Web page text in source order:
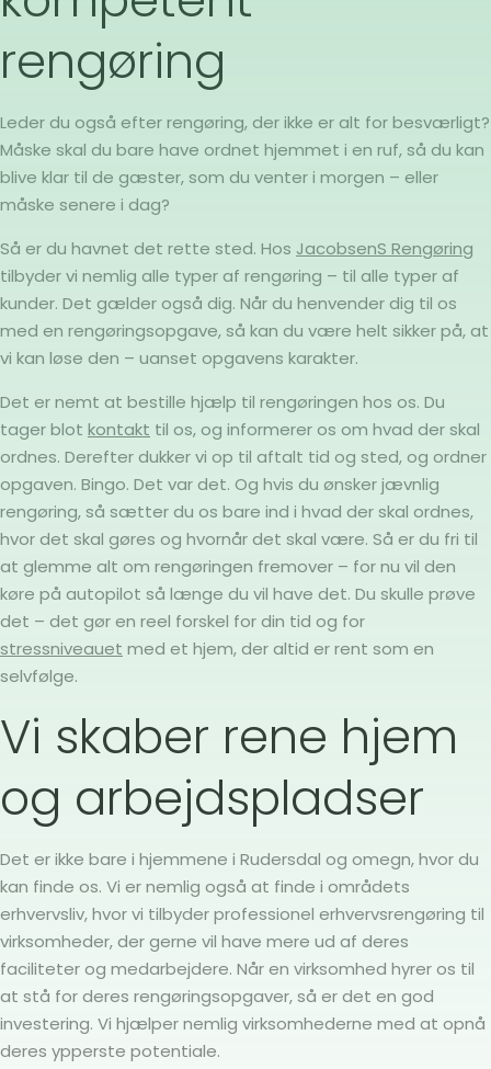
rengøring
Leder du også efter rengøring, der ikke er alt for besværligt?
Måske skal du bare have ordnet hjemmet i en ruf, så du kan
blive klar til de gæster, som du venter i morgen – eller
måske senere i dag?
Så er du havnet det rette sted. Hos JacobsenS Rengøring
tilbyder vi nemlig alle typer af rengøring – til alle typer af
kunder. Det gælder også dig. Når du henvender dig til os
med en rengøringsopgave, så kan du være helt sikker på, at
vi kan løse den – uanset opgavens karakter.
Det er nemt at bestille hjælp til rengøringen hos os. Du
tager blot kontakt til os, og informerer os om hvad der skal
ordnes. Derefter dukker vi op til aftalt tid og sted, og ordner
opgaven. Bingo. Det var det. Og hvis du ønsker jævnlig
rengøring, så sætter du os bare ind i hvad der skal ordnes,
hvor det skal gøres og hvornår det skal være. Så er du fri til
at glemme alt om rengøringen fremover – for nu vil den
køre på autopilot så længe du vil have det. Du skulle prøve
det – det gør en reel forskel for din tid og for
stressniveauet med et hjem, der altid er rent som en
selvfølge.
Vi skaber rene hjem
og arbejdspladser
Det er ikke bare i hjemmene i Rudersdal og omegn, hvor du
kan finde os. Vi er nemlig også at finde i områdets
erhvervsliv, hvor vi tilbyder professionel erhvervsrengøring til
virksomheder, der gerne vil have mere ud af deres
faciliteter og medarbejdere. Når en virksomhed hyrer os til
at stå for deres rengøringsopgaver, så er det en god
investering. Vi hjælper nemlig virksomhederne med at opnå
deres ypperste potentiale.